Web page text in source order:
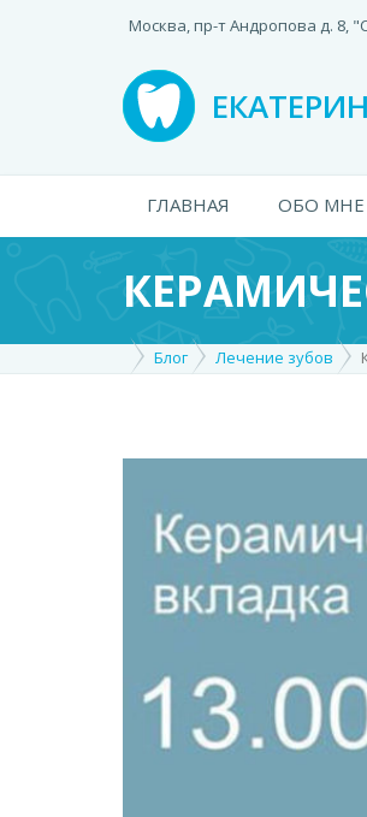
Москва, пр-т Андропова д. 8,
ГЛАВНАЯ ОБО МНЕ
Блог Лечение зубов